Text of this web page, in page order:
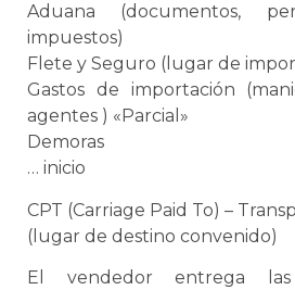
Aduana (documentos,
impuestos)
Flete y Seguro (lugar de
Gastos de importación
agentes ) «Parcial»
Demoras
… inicio
CPT (Carriage Paid To) –
(lugar de destino convenido)
El vendedor entrega las